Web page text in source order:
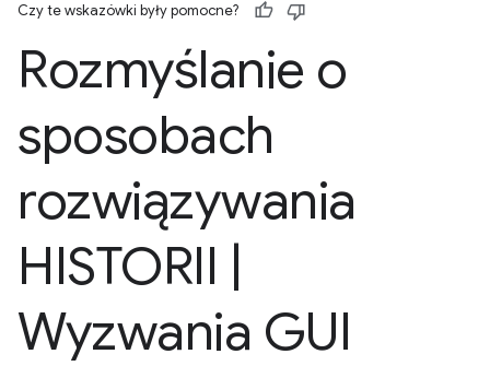
Czy te wskazówki były pomocne?
Rozmyślanie o
sposobach
rozwiązywania
HISTORII
Wyzwania GUI